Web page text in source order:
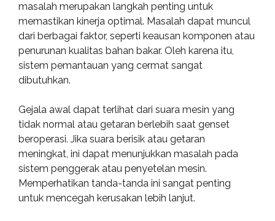
masalah merupakan langkah penting untuk
memastikan kinerja optimal. Masalah dapat muncul
dari berbagai faktor, seperti keausan komponen atau
penurunan kualitas bahan bakar. Oleh karena itu,
sistem pemantauan yang cermat sangat
dibutuhkan.
Gejala awal dapat terlihat dari suara mesin yang
tidak normal atau getaran berlebih saat genset
beroperasi. Jika suara berisik atau getaran
meningkat, ini dapat menunjukkan masalah pada
sistem penggerak atau penyetelan mesin.
Memperhatikan tanda-tanda ini sangat penting
untuk mencegah kerusakan lebih lanjut.